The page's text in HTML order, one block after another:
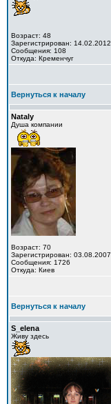
Возраст: 48
Зарегистрирован: 14.02.2012
Сообщения: 108
Откуда: Кременчуг
Вернуться к началу
Nataly
Душа компании
Возраст: 70
Зарегистрирован: 03.08.2007
Сообщения: 1726
Откуда: Киев
Вернуться к началу
S_elena
Живу здесь